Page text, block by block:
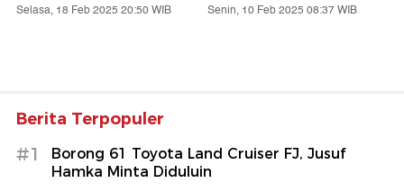
Selasa, 18 Feb 2025 20:50 WIB Senin, 10 Feb 2025 08:37 WIB
Berita Terpopuler
#1
Borong 61 Toyota Land Cruiser FJ, Jusuf
Hamka Minta Diduluin